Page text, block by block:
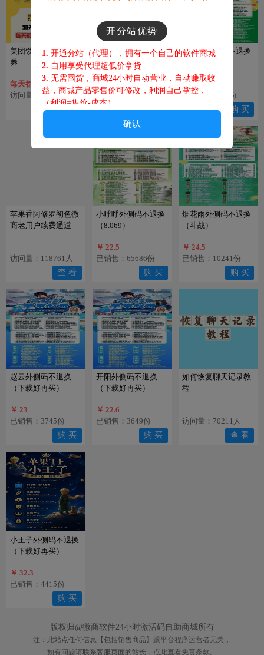
美团饿了么外卖优惠
券
每天都能免费领
访问量：103378人
查 看
苹果阿修罗-（老用户
到期续费请看）
访问量：13931人
查 看
棉花糖活动码不退换
￥ 23.5
已销售：3626份
购 买
苹果香阿修罗初色微
商老用户续费通道
访问量：118761人
查 看
小呼呼外侧码不退换
（8.069）
￥ 22.5
已销售：65686份
购 买
烟花雨外侧码不退换
（斗战）
￥ 24.5
已销售：10241份
购 买
赵云外侧码不退换
（下载好再买）
￥ 23
已销售：3745份
购 买
开阳外侧码不退换
（下载好再买）
￥ 22.6
已销售：3649份
购 买
如何恢复聊天记录教
程
访问量：70211人
查 看
小王子外侧码不退换
（下载好再买）
￥ 32.3
已销售：4415份
购 买
版权归@微商软件24小时激活码自助商城所有
注：此站点任何信息【包括销售商品】跟平台程序运营者无关，
如有问题请联系客服页面的站长，点此查看免责条款。
开分站优势
1. 开通分站（代理），拥有一个自己的软件商城
2. 自用享受代理超低价拿货
3. 无需囤货，商城24小时自动营业，自动赚取收
益，商城产品零售价可修改，利润自己掌控，
（利润=售价-成本 ）
4.
客户在你商城开通分站代理 提成也属于你，躺
赚！
你的代理每出一单你都有佣金，躺赚！
售后须知
不可刷机换机，不可恢复出 厂设置，不可系统
升级、 更换手机卡等操作，激活码请妥善保管，
苹果用户请勿打开广告追踪标识。
2.如遇腾讯查封，政府查封，开发商被抓跑路，
服务器系统维护瘫痪，等不可抗拒因素，概不退
3.软件为您带来便利的同时，也请要接受他的风
险。
商城承诺
本商城保证激活码正版，可正常激活，如有售后
问题，添加客服后请直接说明问题，以便能尽快
为您解决问题，可节省双方时间。
确认